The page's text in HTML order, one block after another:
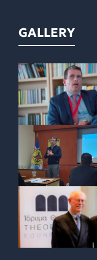
GALLERY